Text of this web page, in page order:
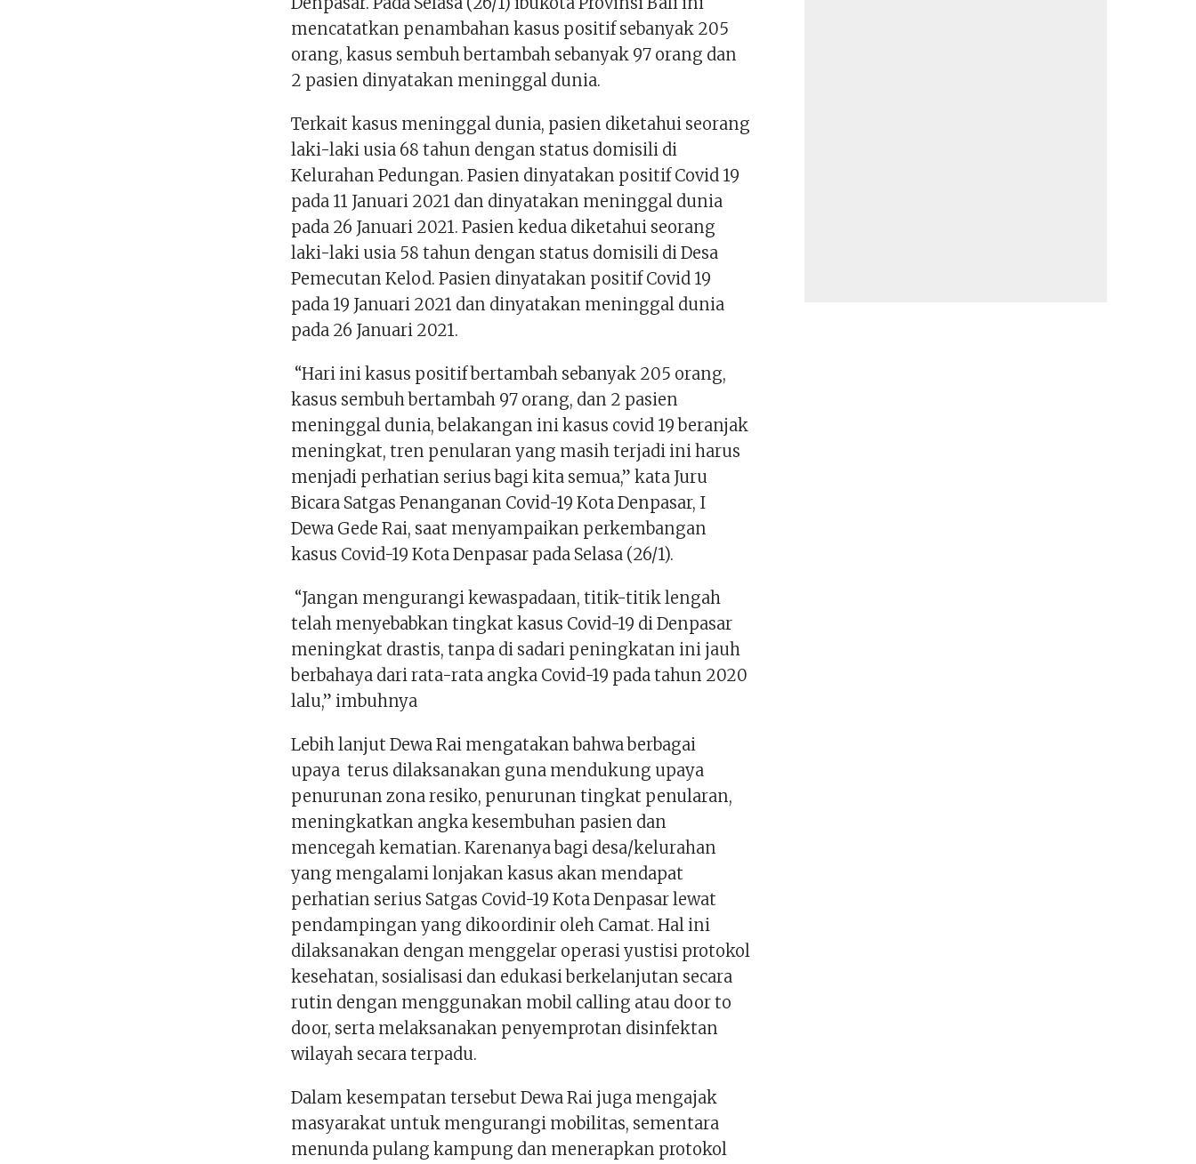
mencatatkan penambahan kasus positif sebanyak 205
orang, kasus sembuh bertambah sebanyak 97 orang dan
2 pasien dinyatakan meninggal dunia.
Terkait kasus meninggal dunia, pasien diketahui seorang
laki-laki usia 68 tahun dengan status domisili di
Kelurahan Pedungan. Pasien dinyatakan positif Covid 19
pada 11 Januari 2021 dan dinyatakan meninggal dunia
pada 26 Januari 2021. Pasien kedua diketahui seorang
laki-laki usia 58 tahun dengan status domisili di Desa
Pemecutan Kelod. Pasien dinyatakan positif Covid 19
pada 19 Januari 2021 dan dinyatakan meninggal dunia
pada 26 Januari 2021.
“Hari ini kasus positif bertambah sebanyak 205 orang,
kasus sembuh bertambah 97 orang, dan 2 pasien
meninggal dunia, belakangan ini kasus covid 19 beranjak
meningkat, tren penularan yang masih terjadi ini harus
menjadi perhatian serius bagi kita semua,” kata Juru
Bicara Satgas Penanganan Covid-19 Kota Denpasar, I
Dewa Gede Rai, saat menyampaikan perkembangan
kasus Covid-19 Kota Denpasar pada Selasa (26/1).
“Jangan mengurangi kewaspadaan, titik-titik lengah
telah menyebabkan tingkat kasus Covid-19 di Denpasar
meningkat drastis, tanpa di sadari peningkatan ini jauh
berbahaya dari rata-rata angka Covid-19 pada tahun 2020
lalu,” imbuhnya
Lebih lanjut Dewa Rai mengatakan bahwa berbagai
upaya terus dilaksanakan guna mendukung upaya
penurunan zona resiko, penurunan tingkat penularan,
meningkatkan angka kesembuhan pasien dan
mencegah kematian. Karenanya bagi desa/kelurahan
yang mengalami lonjakan kasus akan mendapat
perhatian serius Satgas Covid-19 Kota Denpasar lewat
pendampingan yang dikoordinir oleh Camat. Hal ini
dilaksanakan dengan menggelar operasi yustisi protokol
kesehatan, sosialisasi dan edukasi berkelanjutan secara
rutin dengan menggunakan mobil calling atau door to
door, serta melaksanakan penyemprotan disinfektan
wilayah secara terpadu.
Dalam kesempatan tersebut Dewa Rai juga mengajak
masyarakat untuk mengurangi mobilitas, sementara
menunda pulang kampung dan menerapkan protokol